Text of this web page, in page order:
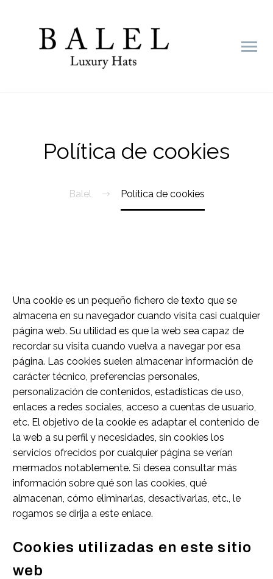
Política de cookies
Balel Política de cookies
Una cookie es un pequeño fichero de texto que se
almacena en su navegador cuando visita casi cualquier
página web. Su utilidad es que la web sea capaz de
recordar su visita cuando vuelva a navegar por esa
página. Las cookies suelen almacenar información de
carácter técnico, preferencias personales,
personalización de contenidos, estadísticas de uso,
enlaces a redes sociales, acceso a cuentas de usuario,
etc. El objetivo de la cookie es adaptar el contenido de
la web a su perfil y necesidades, sin cookies los
servicios ofrecidos por cualquier página se verían
mermados notablemente. Si desea consultar más
información sobre qué son las cookies, qué
almacenan, cómo eliminarlas, desactivarlas, etc., le
rogamos se dirija a este enlace.
Cookies utilizadas en este sitio
web